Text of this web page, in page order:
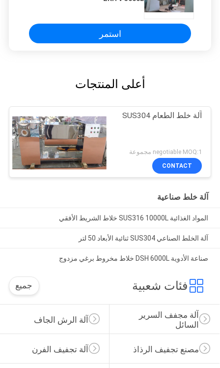
استمر
أعلى المنتجات
آلة خلط الطعام SUS304
negotiable MOQ:1 مجموعة
CONTACT
آلة خلط صناعية
المواد الغذائية SUS316 10000L خلاط الشريط الأفقي
آلة الخلط الصناعي SUS304 ثنائية الأبعاد 50 لتر
صناعة الأدوية DSH 6000L خلاط مخروط برغي مزدوج
فئات شعبية جميع
آلة الرش الجاف
آلة مجفف السرير
السائل
آلة تجفيف الفرن مصنع تجفيف الرذاذ